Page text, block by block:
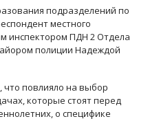
подразделений по
местного
инспектором ПДН 2 Отдела
полиции Надеждой
что повлияло на выбор
которые стоят перед
о специфике